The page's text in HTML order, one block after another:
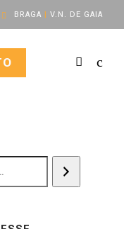
BRAGA | V.N. DE GAIA